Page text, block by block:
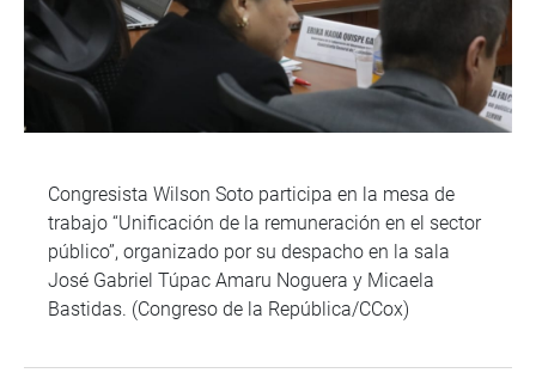
Congresista Wilson Soto participa en la mesa de
trabajo “Unificación de la remuneración en el sector
público”, organizado por su despacho en la sala
José Gabriel Túpac Amaru Noguera y Micaela
Bastidas. (Congreso de la República/CCox)